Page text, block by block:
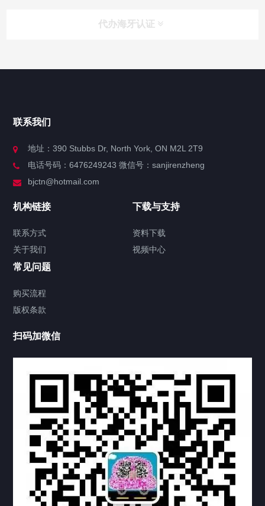
代办海牙认证
服务分类
签署类文件海牙认证程序费用
视频中心
热门标签 TAG
机构链接
联系方式 关于我们
下载与支持
资料下载 视频中心
常见问题
联系我们
地址：390 Stubbs Dr, North York, ON M2L 2T9
电话号码：6476249243 微信号：sanjirenzheng
bjctn@hotmail.com
机构链接
联系方式
关于我们
下载与支持
资料下载
视频中心
常见问题
购买流程
版权条款
扫码加微信